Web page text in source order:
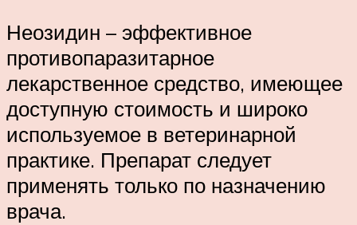
Неозидин – эффективное
противопаразитарное
лекарственное средство, имеющее
доступную стоимость и широко
используемое в ветеринарной
практике. Препарат следует
применять только по назначению
врача.